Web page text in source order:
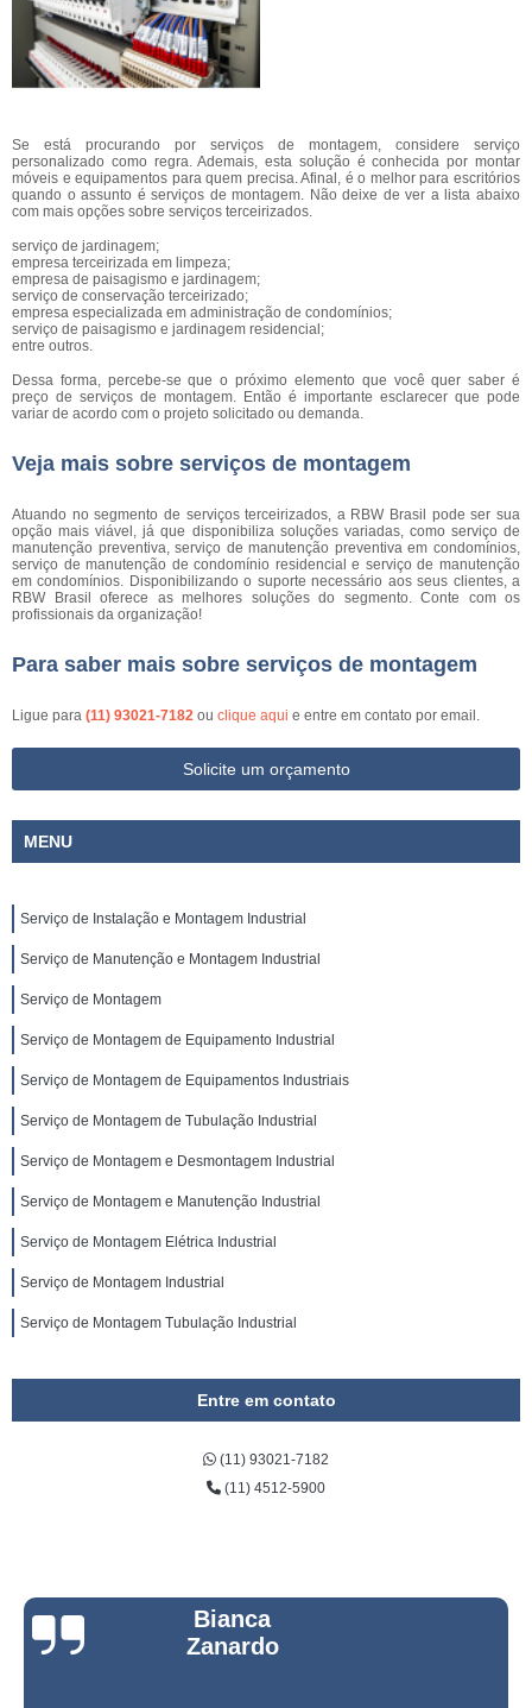
Se está procurando por serviços de montagem, considere serviço
personalizado como regra. Ademais, esta solução é conhecida por montar
móveis e equipamentos para quem precisa. Afinal, é o melhor para escritórios
quando o assunto é serviços de montagem. Não deixe de ver a lista abaixo
com mais opções sobre serviços terceirizados.
serviço de jardinagem;
empresa terceirizada em limpeza;
empresa de paisagismo e jardinagem;
serviço de conservação terceirizado;
empresa especializada em administração de condomínios;
serviço de paisagismo e jardinagem residencial;
entre outros.
Dessa forma, percebe-se que o próximo elemento que você quer saber é
preço de serviços de montagem. Então é importante esclarecer que pode
variar de acordo com o projeto solicitado ou demanda.
Veja mais sobre serviços de montagem
Atuando no segmento de serviços terceirizados, a RBW Brasil pode ser sua
opção mais viável, já que disponibiliza soluções variadas, como serviço de
manutenção preventiva, serviço de manutenção preventiva em condomínios,
serviço de manutenção de condomínio residencial e serviço de manutenção
em condomínios. Disponibilizando o suporte necessário aos seus clientes, a
RBW Brasil oferece as melhores soluções do segmento. Conte com os
profissionais da organização!
Para saber mais sobre serviços de montagem
Ligue para (11) 93021-7182 ou clique aqui e entre em contato por email.
Solicite um orçamento
MENU
Serviço de Instalação e Montagem Industrial
Serviço de Manutenção e Montagem Industrial
Serviço de Montagem
Serviço de Montagem de Equipamento Industrial
Serviço de Montagem de Equipamentos Industriais
Serviço de Montagem de Tubulação Industrial
Serviço de Montagem e Desmontagem Industrial
Serviço de Montagem e Manutenção Industrial
Serviço de Montagem Elétrica Industrial
Serviço de Montagem Industrial
Serviço de Montagem Tubulação Industrial
Entre em contato
(11) 93021-7182
(11) 4512-5900
Bianca
Zanardo